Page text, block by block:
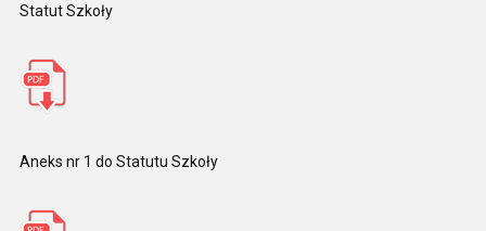
Statut Szkoły
Aneks nr 1 do Statutu Szkoły